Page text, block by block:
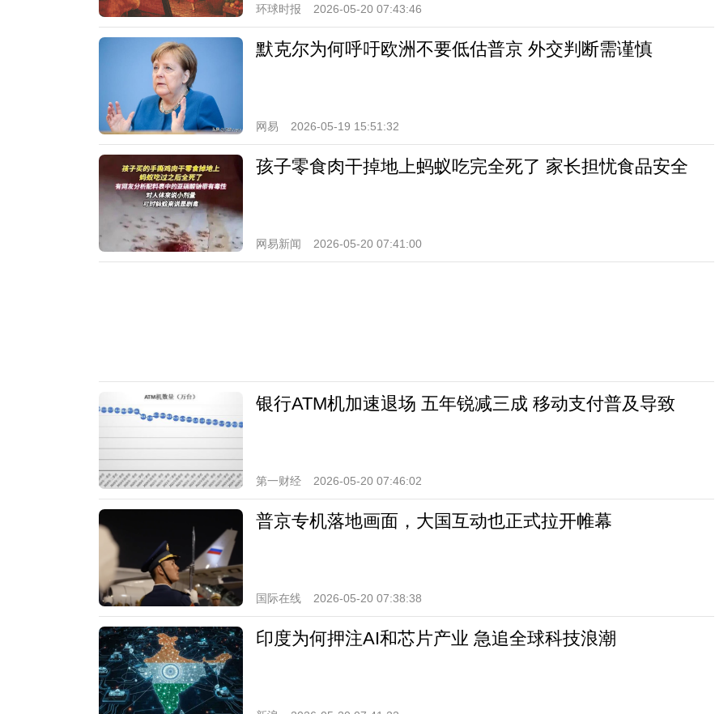
环球时报 2026-05-20 07:43:46
默克尔为何呼吁欧洲不要低估普京 外交判断需谨慎
网易 2026-05-19 15:51:32
孩子零食肉干掉地上蚂蚁吃完全死了 家长担忧食品安全
网易新闻 2026-05-20 07:41:00
银行ATM机加速退场 五年锐减三成 移动支付普及导致
第一财经 2026-05-20 07:46:02
普京专机落地画面，大国互动也正式拉开帷幕
国际在线 2026-05-20 07:38:38
印度为何押注AI和芯片产业 急追全球科技浪潮